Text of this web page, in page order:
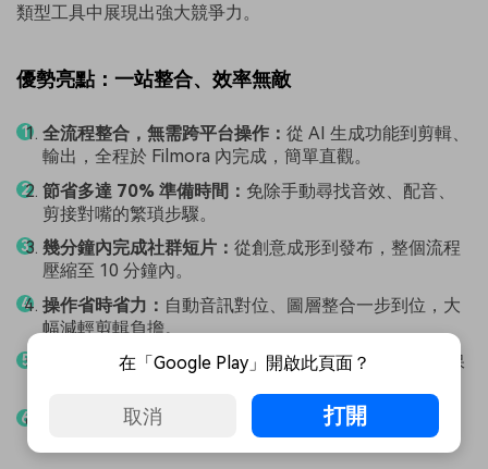
類型工具中展現出強大競爭力。
優勢亮點：一站整合、效率無敵
全流程整合，無需跨平台操作： 從 AI 生成功能到剪輯、
輸出，全程於 Filmora 內完成，簡單直觀。
節省多達 70% 準備時間： 免除手動尋找音效、配音、
剪接對嘴的繁瑣步驟。
幾分鐘內完成社群短片： 從創意成形到發布，整個流程
壓縮至 10 分鐘內。
操作省時省力： 自動音訊對位、圖層整合一步到位，大
幅減輕剪輯負擔。
專業穩定輸出：AI 生成的唇形同步與音效自然銜接，保
跨裝置彈性編輯：
支援桌面與手機雙平台，隨時隨地掌
在「Google Play」開啟此頁面？
取消 打開